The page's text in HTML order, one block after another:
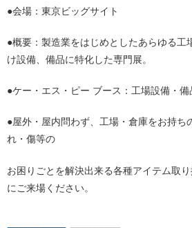
●会場： 東京ビッグサイト
●概要：製造業をはじめとしたあらゆる工
け設備、備品に特化した専門展。
●ケー・エス・ピー ブース：工場設備・備
●屋外・屋内問わず、工場・倉庫をお持ち
れ・傷等の
お困りごとを解決出来る各種アイテム取
にご来場ください。